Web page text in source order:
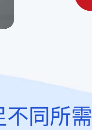
不同所需